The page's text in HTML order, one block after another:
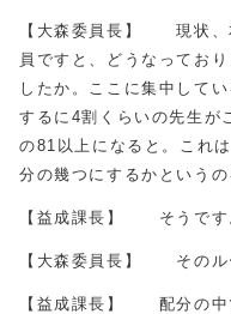
【大森委員長】 現状、
員ですと、どうなってお
したか。ここに集中して
するに4割くらいの先生が
の81以上になると。これ
分の幾つにするかという
【益成課長】 そうです
【大森委員長】 そのル
【益成課長】 配分の中